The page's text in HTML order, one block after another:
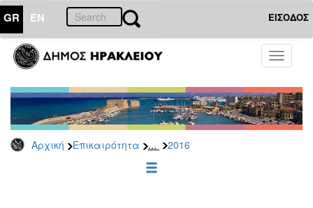
GR EN ΕΙΣΟΔΟΣ
Toggle
Αρχική Επικαιρότητα ... 2016
ΕΠΙΚΑΙΡΟΤΗΤΑ
Τύπου
Αρχείο
2026
2025